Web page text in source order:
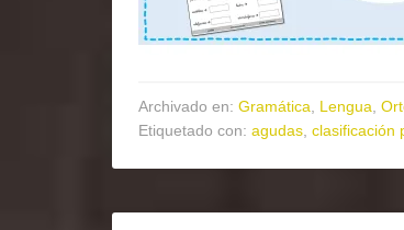
Archivado en: Gramática Lengua
Etiquetado con: agudas clasificación